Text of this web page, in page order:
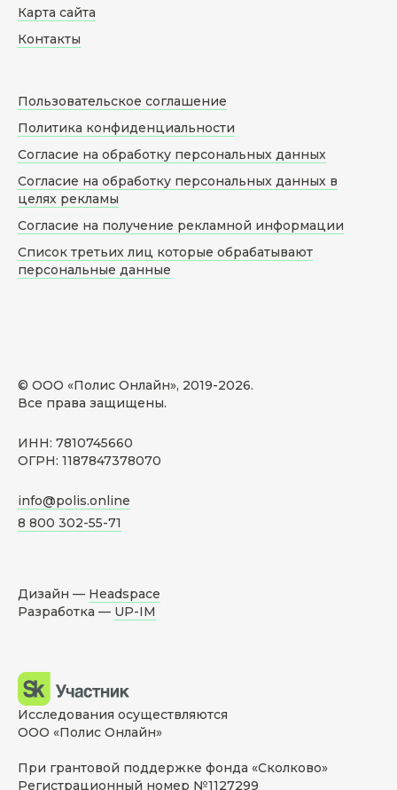
© ООО «Полис Онлайн», 2019-2026.
Все права защищены.
ИНН: 7810745660
ОГРН: 1187847378070
info@polis.online
8 800 302-55-71
Карта сайта
Контакты
Пользовательское соглашение
Политика конфиденциальности
Согласие на обработку персональных данных
Согласие на обработку персональных данных в
целях рекламы
Согласие на получение рекламной информации
Список третьих лиц которые обрабатывают
персональные данные
Дизайн — Headspace
Разработка — UP-IM
Исследования осуществляются
ООО «Полис Онлайн»
При грантовой поддержке фонда «Сколково»
Регистрационный номер №1127299